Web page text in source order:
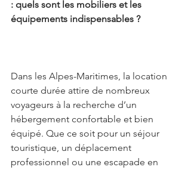
: quels sont les mobiliers et les
équipements indispensables ?
Dans les Alpes-Maritimes, la location
courte durée attire de nombreux
voyageurs à la recherche d’un
hébergement confortable et bien
équipé. Que ce soit pour un séjour
touristique, un déplacement
professionnel ou une escapade en